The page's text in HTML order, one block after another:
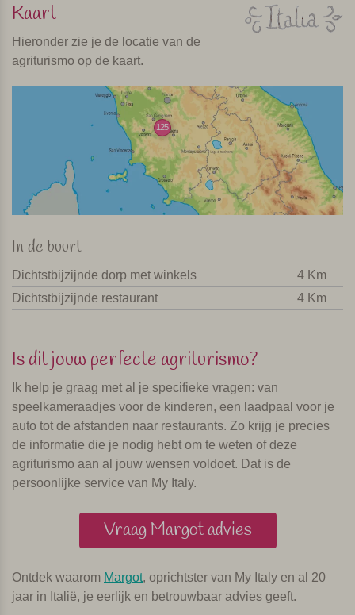
Kaart
Hieronder zie je de locatie van de
agriturismo op de kaart.
125
In de buurt
Dichtstbijzijnde dorp met winkels
4 Km
Dichtstbijzijnde restaurant
4 Km
Is dit jouw perfecte agriturismo?
Ik help je graag met al je specifieke vragen: van
speelkameraadjes voor de kinderen, een laadpaal voor je
auto tot de afstanden naar restaurants. Zo krijg je precies
de informatie die je nodig hebt om te weten of deze
agriturismo aan al jouw wensen voldoet. Dat is de
persoonlijke service van My Italy.
Vraag Margot advies
Ontdek waarom Margot, oprichtster van My Italy en al 20
jaar in Italië, je eerlijk en betrouwbaar advies geeft.